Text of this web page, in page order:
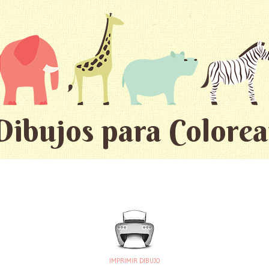
para
IMPRIMIR DIBUJO